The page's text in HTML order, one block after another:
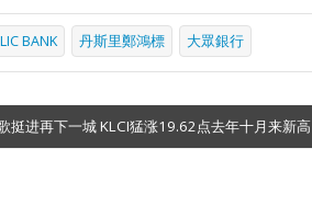
BANK 丹斯里鄭鴻標 大眾銀行
挺进再下一城 KLCI猛涨19.62点去年十月来新高